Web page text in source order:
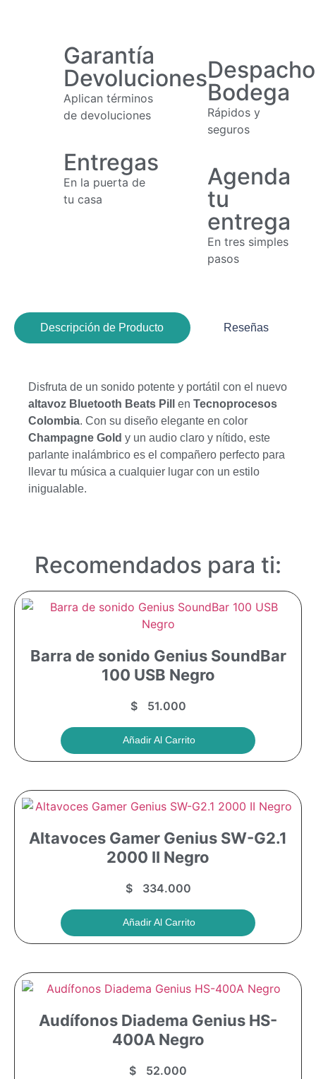
Garantía
Devoluciones
Aplican términos
de devoluciones
Bodega
Rápidos y
seguros
Entregas
En la puerta de
tu casa
Agenda
tu
entrega
En tres simples
pasos
Descripción de Producto Reseñas
Disfruta de un sonido potente y portátil con el nuevo
altavoz Bluetooth Beats Pill
en Tecnoprocesos
Colombia. Con su diseño elegante en color
Champagne Gold y un audio claro y nítido, este
parlante inalámbrico es el compañero perfecto para
llevar tu música a cualquier lugar con un estilo
inigualable.
Recomendados para ti:
Barra de sonido Genius SoundBar
100 USB Negro
$51.000
Añadir Al Carrito
Altavoces Gamer Genius SW-G2.1
2000 II Negro
$334.000
Añadir Al Carrito
Audífonos Diadema Genius HS-
400A Negro
$ 52.000